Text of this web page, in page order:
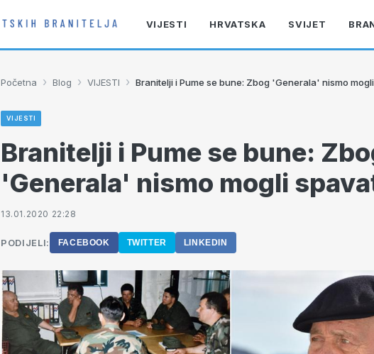
VIJESTI HRVATSKA SVIJET
Početna › Blog › VIJESTI › Branitelji i Pume se bune: Zbog 'Generala' nismo
VIJESTI
Branitelji i Pume se bune:
'Generala' nismo mogli
13.01.2020 22:28
PODIJELI: FACEBOOK TWITTER LINKEDIN